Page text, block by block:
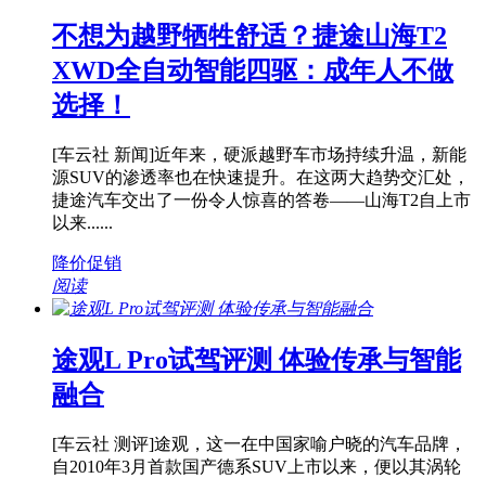
不想为越野牺牲舒适？捷途山海T2
XWD全自动智能四驱：成年人不做
选择！
[车云社 新闻]近年来，硬派越野车市场持续升温，新能
源SUV的渗透率也在快速提升。在这两大趋势交汇处，
捷途汽车交出了一份令人惊喜的答卷——山海T2自上市
以来......
降价促销
阅读
途观L Pro试驾评测 体验传承与智能
融合
[车云社 测评]途观，这一在中国家喻户晓的汽车品牌，
自2010年3月首款国产德系SUV上市以来，便以其涡轮